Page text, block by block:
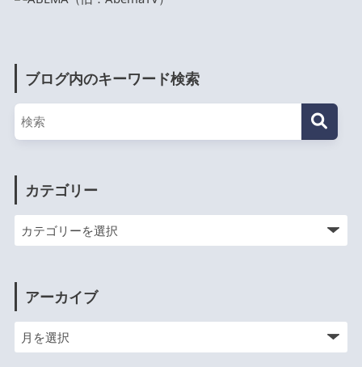
ブログ内のキーワード検索
カテゴリー
アーカイブ